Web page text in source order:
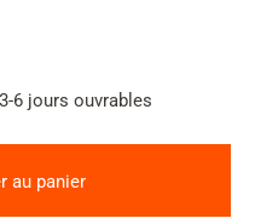
6 jours ouvrables
au panier